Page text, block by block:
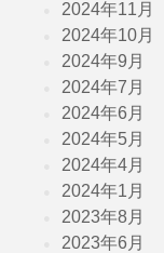
2024年11月
2024年10月
2024年9月
2024年7月
2024年6月
2024年5月
2024年4月
2024年1月
2023年8月
2023年6月